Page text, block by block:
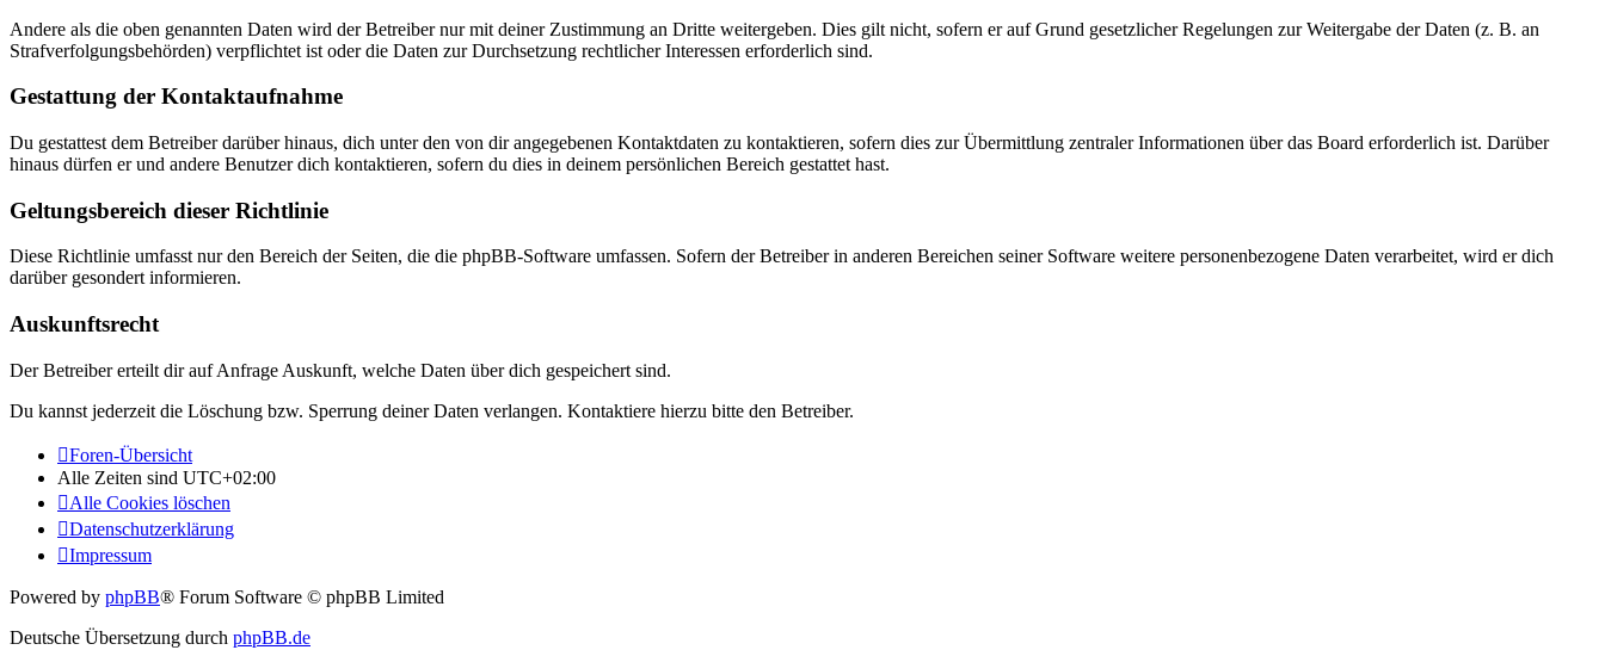
Andere als die oben genannten Daten wird der Betreiber nur mit deiner Zustimmung an Dritte weitergeben. Dies gilt nicht, sofern er auf Grund gesetzlicher Regelungen zur Weitergabe der Daten (z. B. an
Strafverfolgungsbehörden) verpflichtet ist oder die Daten zur Durchsetzung rechtlicher Interessen erforderlich sind.
Gestattung der Kontaktaufnahme
Du gestattest dem Betreiber darüber hinaus, dich unter den von dir angegebenen Kontaktdaten zu kontaktieren, sofern dies zur Übermittlung zentraler Informationen über das Board erforderlich ist. Darüber
hinaus dürfen er und andere Benutzer dich kontaktieren, sofern du dies in deinem persönlichen Bereich gestattet hast.
Geltungsbereich dieser Richtlinie
Diese Richtlinie umfasst nur den Bereich der Seiten, die die phpBB-Software umfassen. Sofern der Betreiber in anderen Bereichen seiner Software weitere personenbezogene Daten verarbeitet, wird er dich
darüber gesondert informieren.
Auskunftsrecht
Der Betreiber erteilt dir auf Anfrage Auskunft, welche Daten über dich gespeichert sind.
Du kannst jederzeit die Löschung bzw. Sperrung deiner Daten verlangen. Kontaktiere hierzu bitte den Betreiber.
Foren-Übersicht
Alle Zeiten sind UTC+02:00
Alle Cookies löschen
Datenschutzerklärung
Impressum
Powered by phpBB® Forum Software © phpBB Limited
Deutsche Übersetzung durch phpBB.de